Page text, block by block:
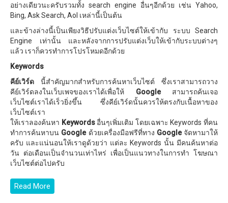
อย่างเดียวนะครับรวมทั้ง search engine อื่นๆอีกด้วย เช่น Yahoo,
Bing, Ask Search, Aol เหล่านี้เป็นต้น
และข้างล่างนี้เป็นเพียงวิธีปรับแต่งเว็บไซต์ให้เข้ากับ ระบบ Search
Engine เท่านั้น และหลังจากการปรับแต่งเว็บให้เข้ากับระบบต่างๆ
แล้ว เราก็ควรทำการโปรโหมดอีกด้วย
Keywords
คีย์เวิร์ด นี้สำคัญมากสำหรับการค้นหาเว็บไซต์ ซึ่งเราสามารถวาง
คีย์เวิร์ดลงในเว็บเพจของเราได้เพื่อให้ Googleสามารถค้นเจอ
เว็บไซต์เราได้เร็วยิ่งขึ้น ซึ่งคีย์เวิร์ดนั้นควรให้ตรงกับเนื้อหาของ
เว็บไซต์เรา
ให้เราลองค้นหา Keywordsอื่นๆเพิ่มเติม โดยเฉพาะ Keywords ที่คน
ทำการค้นหาบน Googleด้วยเครื่องมือฟรีที่ทาง Googleจัดหามาให้
ครับ และแน่นอนให้เราดูด้วยว่า แต่ละ Keywords นั้น มีคนค้นหาต่อ
วัน ต่อเดือนเป็นจำนวนเท่าไหร่ เพื่อเป็นแนวทางในการทำ โฆษณา
เว็บไซต์ต่อไปครับ
Read More